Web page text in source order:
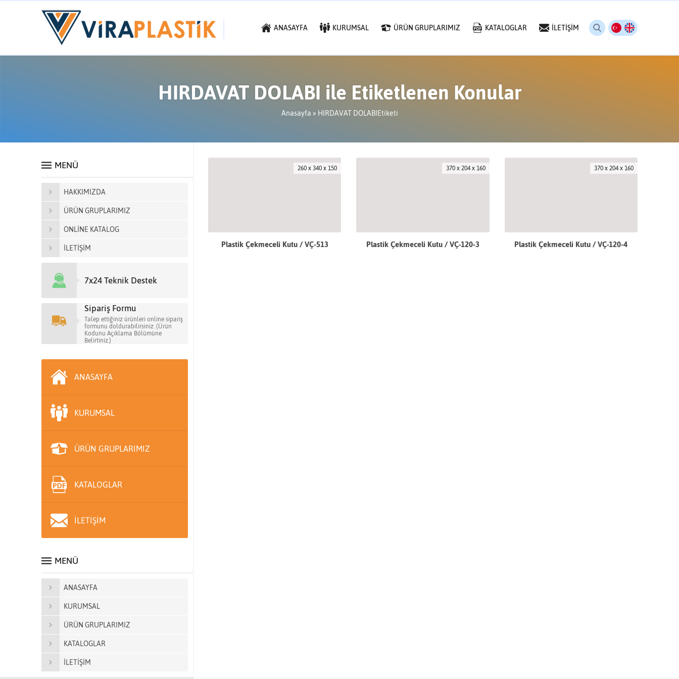
ANASAYFA KURUMSAL ÜRÜN GRUPLARIMIZ KATALOGLAR İLETİŞİM
HIRDAVAT DOLABI ile Etiketlenen Konular
Anasayfa » HIRDAVAT DOLABIEtiketi
260 x 340 x 150
Plastik Çekmeceli Kutu / VÇ-513
370 x 204 x 160
Plastik Çekmeceli Kutu / VÇ-120-3
370 x 204 x 160
Plastik Çekmeceli Kutu / VÇ-120-4
MENÜ
HAKKIMIZDA
ÜRÜN GRUPLARIMIZ
ONLİNE KATALOG
İLETİŞİM
7x24 Teknik Destek
Sipariş Formu
Talep ettiğiniz ürünleri online sipariş
formunu doldurabilirsiniz. (Ürün
Kodunu Açıklama Bölümüne
Belirtiniz.)
ANASAYFA
KURUMSAL
ÜRÜN GRUPLARIMIZ
KATALOGLAR
İLETİŞİM
MENÜ
ANASAYFA
KURUMSAL
ÜRÜN GRUPLARIMIZ
KATALOGLAR
İLETİŞİM